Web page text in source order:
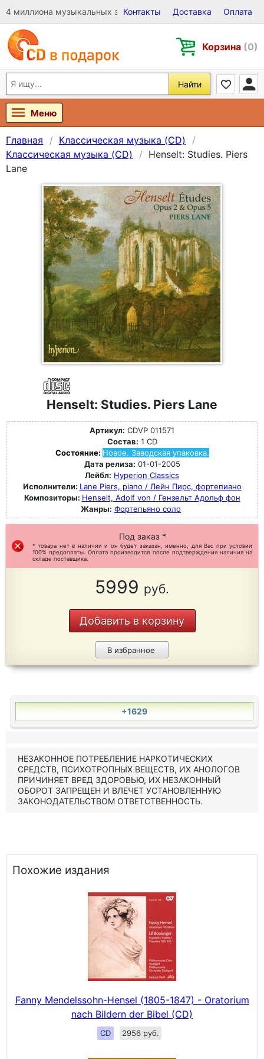
4 миллиона музыкальных записей на Виниле, CD и DVD
Контакты Доставка Оплата
Корзина (0)
Найти
Меню
Главная
Классическая музыка (CD)
Классическая музыка (CD)
Henselt: Studies. Piers
Lane
Henselt: Studies. Piers Lane
Артикул: CDVP 011571
Состав: 1 CD
Состояние: Новое. Заводская упаковка.
Дата релиза: 01-01-2005
Лейбл: Hyperion Classics
Исполнители: Lane Piers, piano / Лейн Пирс, фортепиано
Композиторы: Henselt, Adolf von / Гензельт Адольф фон
Жанры: Фортепьяно соло
Под заказ *
* товара нет в наличии и он будет заказан, именно, для Вас при условии
100% предоплаты. Оплата производится после подтверждения наличия на
складе поставщика.
5999 руб.
Добавить в корзину
В избранное
+1629
НЕЗАКОННОЕ ПОТРЕБЛЕНИЕ НАРКОТИЧЕСКИХ
СРЕДСТВ, ПСИХОТРОПНЫХ ВЕЩЕСТВ, ИХ АНОЛОГОВ
ПРИЧИНЯЕТ ВРЕД ЗДОРОВЬЮ, ИХ НЕЗАКОННЫЙ
ОБОРОТ ЗАПРЕЩЕН И ВЛЕЧЕТ УСТАНОВЛЕННУЮ
ЗАКОНОДАТЕЛЬСТВОМ ОТВЕТСТВЕННОСТЬ.
Похожие издания
Fanny Mendelssohn-Hensel (1805-1847) - Oratorium
nach Bildern der Bibel (CD)
CD 2956 руб.